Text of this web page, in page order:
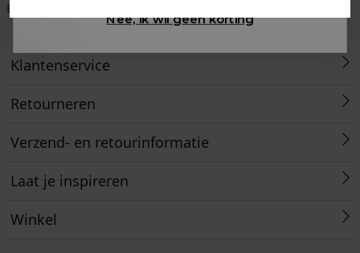
Betaal achteraf met
is morgen in huis!*
ons met een 9,6!
Klantenservice
Retourneren
Verzend- en retourinformatie
Laat je inspireren
Winkel
Nee, ik wil geen korting